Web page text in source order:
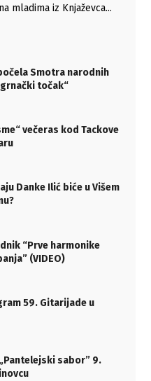
mladima iz Knjaževca...
Smotra narodnih
točak“
večeras kod Tackove
Danke Ilić biće u Višem
“Prve harmonike
(VIDEO)
59. Gitarijade u
sabor” 9.